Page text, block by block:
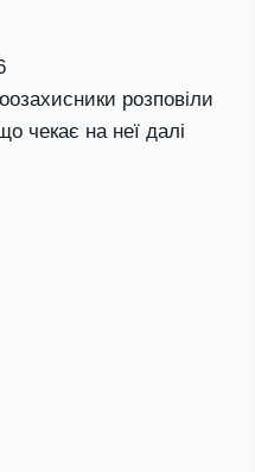
розповіли
чекає на неї далі